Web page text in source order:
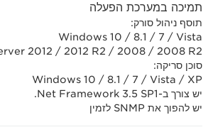
תמיכה במערכת הפעלה
תוסף ניהול סורק:
Windows 10 / 8.1 / 7 / Vista
2012 / 2012 R2 / 2008 / 2008 R2
סוכן סריקה:
Windows 10 / 8.1 / 7 / Vista / XP
יש צורך ב-Net Framework 3.5 SP1.
יש להפוך את SNMP לזמין